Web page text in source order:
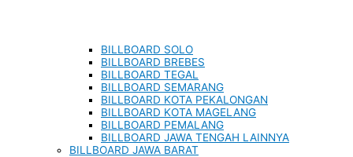
BILLBOARD SOLO
BILLBOARD BREBES
BILLBOARD TEGAL
BILLBOARD SEMARANG
BILLBOARD KOTA PEKALONGAN
BILLBOARD KOTA MAGELANG
BILLBOARD PEMALANG
BILLBOARD JAWA TENGAH LAINNYA
BILLBOARD JAWA BARAT